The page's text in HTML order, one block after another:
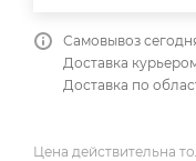
Самовывоз
Доставка
Доставка по
Цена действительна